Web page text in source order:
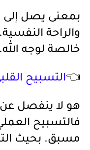
بمعنى يصل إلى
والراحة
خالصة لوجه الله.
👈التسبيح
هو لا ينفصل عن
فالتسبيح
مسبق. بحيث